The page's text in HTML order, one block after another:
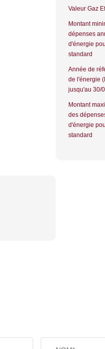
Valeur Gaz
Montant
dépenses
d'énergie
standard
Année de
de l'énergie
jusqu'au 30/
Montant
des
d'énergie
standard